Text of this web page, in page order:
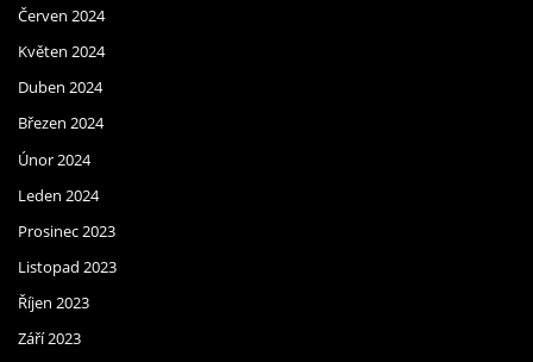
Červen 2024
Květen 2024
Duben 2024
Březen 2024
Únor 2024
Leden 2024
Prosinec 2023
Listopad 2023
Říjen 2023
Září 2023